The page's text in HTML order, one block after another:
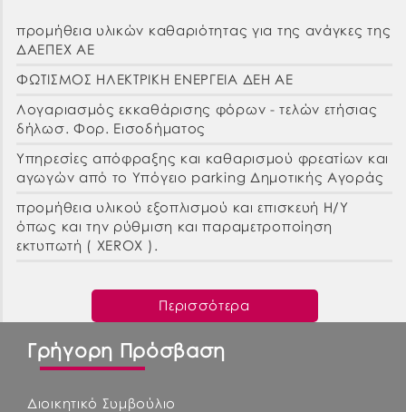
προμήθεια υλικών καθαριότητας για της ανάγκες της
ΔΑΕΠΕΧ ΑΕ
ΦΩΤΙΣΜΟΣ ΗΛΕΚΤΡΙΚΗ ΕΝΕΡΓΕΙΑ ΔΕΗ ΑΕ
Λογαριασμός εκκαθάρισης φόρων - τελών ετήσιας
δήλωσ. Φορ. Εισοδήματος
Υπηρεσίες απόφραξης και καθαρισμού φρεατίων και
αγωγών από το Υπόγειο parking Δημοτικής Αγοράς
προμήθεια υλικού εξοπλισμού και επισκευή Η/Υ
όπως και την ρύθμιση και παραμετροποίηση
εκτυπωτή ( XEROX ).
Περισσότερα
Γρήγορη Πρόσβαση
Διοικητικό Συμβούλιο